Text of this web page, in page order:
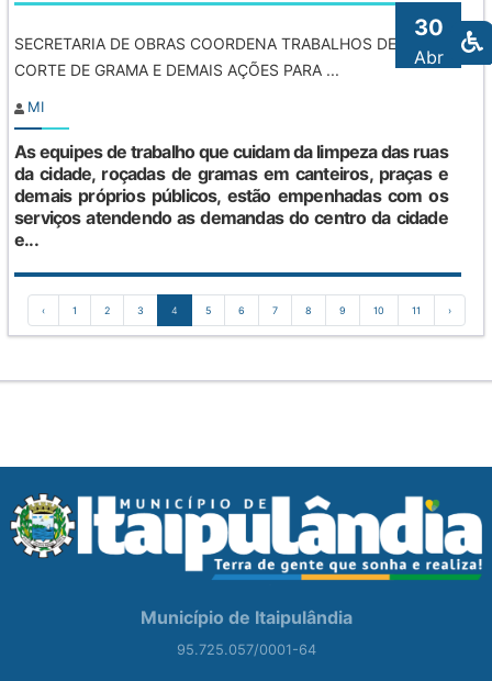
30
Abr
SECRETARIA DE OBRAS COORDENA TRABALHOS DE
CORTE DE GRAMA E DEMAIS AÇÕES PARA ...
MI
As equipes de trabalho que cuidam da limpeza das ruas
da cidade, roçadas de gramas em canteiros, praças e
demais próprios públicos, estão empenhadas com os
serviços atendendo as demandas do centro da cidade
e...
‹ 1 2 3 4 5 6 7 8 9 10 11 ›
Município de Itaipulândia
95.725.057/0001-64